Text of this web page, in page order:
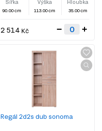
Šířka
90.00 cm
Výška
113.00 cm
Hloubka
35.00 cm
2 514 Kč
Regál 2d2s dub sonoma